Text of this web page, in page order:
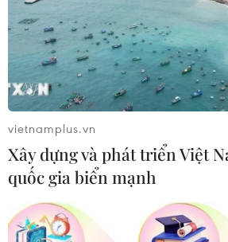
vietnamplus.vn
Xây dựng và phát triển Việt
quốc gia biển mạnh